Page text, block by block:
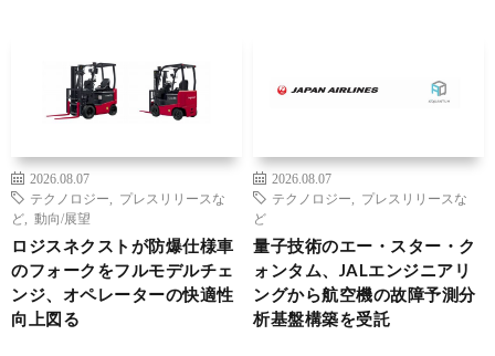
2026.08.07
テクノロジー
プレスリリースな
ど
動向/展望
ロジスネクストが防爆仕様車
のフォークをフルモデルチェ
ンジ、オペレーターの快適性
向上図る
2026.08.07
テクノロジー
プレスリリースな
ど
量子技術のエー・スター・ク
ォンタム、JALエンジニアリ
ングから航空機の故障予測分
析基盤構築を受託